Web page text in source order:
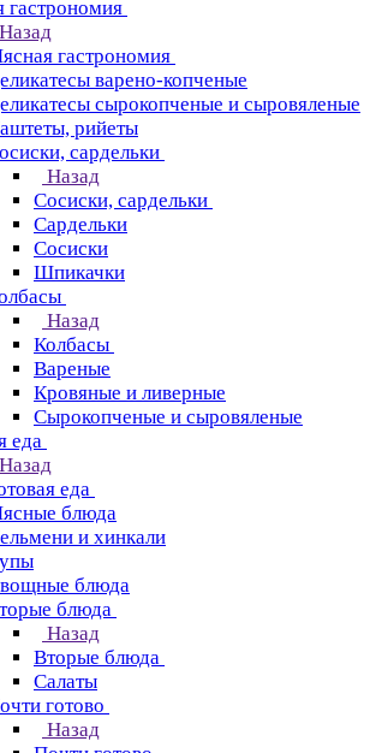
гастрономия
Назад
гастрономия
варено-копченые
сырокопченые и сыровяленые
рийеты
сардельки
Назад
Сосиски, сардельки
Сардельки
Сосиски
Шпикачки
Назад
Колбасы
Вареные
Кровяные и ливерные
Сырокопченые и сыровяленые
еда
Назад
еда
блюда
и хинкали
блюда
блюда
Назад
Вторые блюда
Салаты
готово
Назад